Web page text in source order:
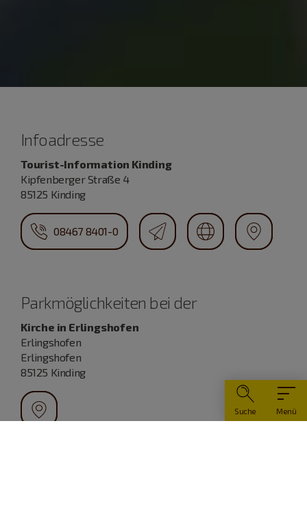
Menü
Suche
Infoadresse
Tourist-Information Kinding
Kipfenberger Straße 4
85125 Kinding
08467 8401-0
Parkmöglichkeiten bei der
Kirche in Erlingshofen
Erlingshofen
Erlingshofen
85125 Kinding